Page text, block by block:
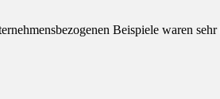
Beispiele waren